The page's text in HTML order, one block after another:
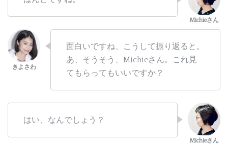
面白いですね、こうして振り返ると。
あ、そうそう、Michieさん。これ見
てもらってもいいですか？
はい、なんでしょう？